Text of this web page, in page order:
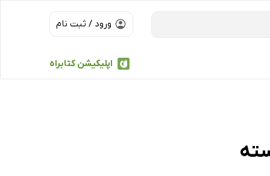
ورود / ثبت نام
اپلیکیشن کتابراه